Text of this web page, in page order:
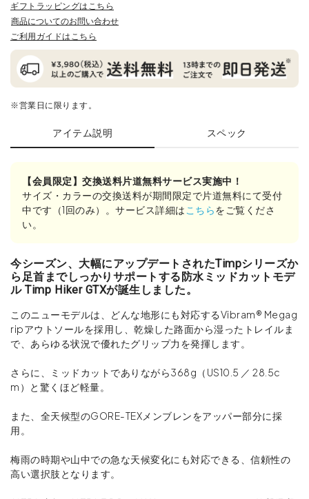
ギフトラッピングはこちら
商品についてのお問い合わせ
ご利用ガイドはこちら
※営業日に限ります。
アイテム説明 スペック
【会員限定】交換送料片道無料サービス実施中！
サイズ・カラーの交換送料が期間限定で片道無料にて受付
中です（1回のみ）。サービス詳細は こちらをご覧くださ
い。
今シーズン、大幅にアップデートされたTimpシリーズか
ら足首までしっかりサポートする防水ミッドカットモデ
ル Timp Hiker GTXが誕生しました。
このニューモデルは、どんな地形にも対応するVibram® Megag
ripアウトソールを採用し、乾燥した路面から湿ったトレイルま
で、あらゆる状況で優れたグリップ力を発揮します。
さらに、ミッドカットでありながら368g（US10.5 ／ 28.5c
m）と驚くほど軽量。
また、全天候型のGORE-TEXメンブレンをアッパー部分に採
用。
梅雨の時期や山中での急な天候変化にも対応できる、信頼性の
高い選択肢となります。